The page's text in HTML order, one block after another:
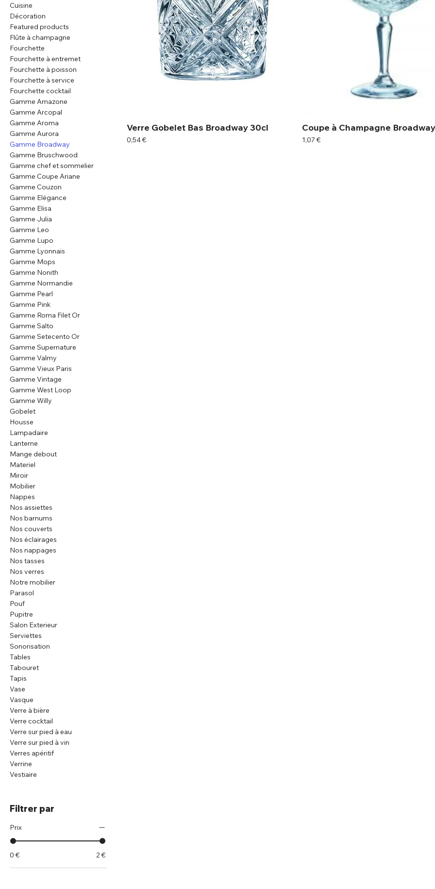
Cuisine
Décoration
Featured products
Flûte à champagne
Fourchette
Fourchette à entremet
Fourchette à poisson
Fourchette à service
Fourchette cocktail
Gamme Amazone
Gamme Arcopal
Gamme Aroma
Gamme Aurora
Gamme Broadway
Gamme Bruschwood
Gamme chef et sommelier
Gamme Coupe Ariane
Gamme Couzon
Gamme Elégance
Gamme Elisa
Gamme Julia
Gamme Leo
Gamme Lupo
Gamme Lyonnais
Gamme Mops
Gamme Nonith
Gamme Normandie
Gamme Pearl
Gamme Pink
Gamme Roma Filet Or
Gamme Salto
Gamme Setecento Or
Gamme Supernature
Gamme Valmy
Gamme Vieux Paris
Gamme Vintage
Gamme West Loop
Gamme Willy
Gobelet
Housse
Lampadaire
Lanterne
Mange debout
Materiel
Miroir
Mobilier
Nappes
Nos assiettes
Nos barnums
Nos couverts
Nos éclairages
Nos nappages
Nos tasses
Nos verres
Notre mobilier
Parasol
Pouf
Pupitre
Salon Exterieur
Serviettes
Sonorisation
Tables
Tabouret
Tapis
Vase
Vasque
Verre à bière
Verre cocktail
Verre sur pied à eau
Verre sur pied à vin
Verres apéritif
Verrine
Vestiaire
Filtrer par
Prix
0 € 2 €
Verre Gobelet Bas Broadway 30cl
Prix
0,54 €
Coupe à Champagne
Prix
1,07 €